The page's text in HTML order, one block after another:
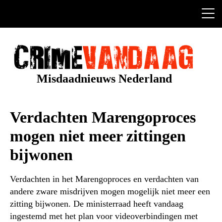
de
Misdaadnieuws Nederland
Verdachten Marengoproces
mogen niet meer zittingen
bijwonen
Verdachten in het Marengoproces en verdachten van
andere zware misdrijven mogen mogelijk niet meer een
zitting bijwonen. De ministerraad heeft vandaag
ingestemd met het plan voor videoverbindingen met